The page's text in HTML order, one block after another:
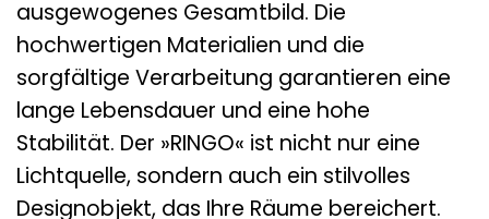
ausgewogenes Gesamtbild. Die
hochwertigen Materialien und die
sorgfältige Verarbeitung garantieren eine
lange Lebensdauer und eine hohe
Stabilität. Der »RINGO« ist nicht nur eine
Lichtquelle, sondern auch ein stilvolles
Designobjekt, das Ihre Räume bereichert.